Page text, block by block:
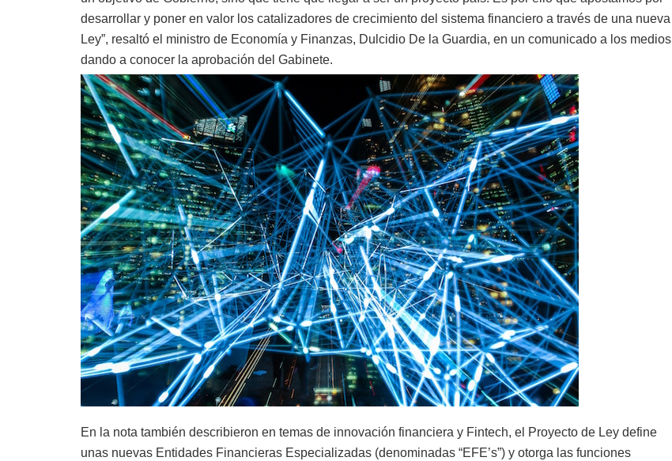
desarrollar y poner en valor los catalizadores de crecimiento del sistema financiero a través de una nueva
Ley”, resaltó el ministro de Economía y Finanzas, Dulcidio De la Guardia, en un comunicado a los medios
dando a conocer la aprobación del Gabinete.
En la nota también describieron en temas de innovación financiera y Fintech, el Proyecto de Ley define
unas nuevas Entidades Financieras Especializadas (denominadas “EFE’s”) y otorga las funciones